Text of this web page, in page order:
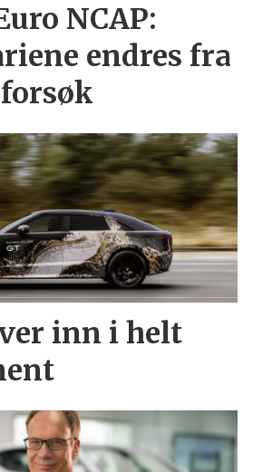
NCAP:
endres fra
inn i helt